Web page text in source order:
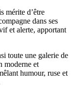
mérite d’être
dans ses
et alerte, apportant
toute une galerie de
moderne et
humour, ruse et